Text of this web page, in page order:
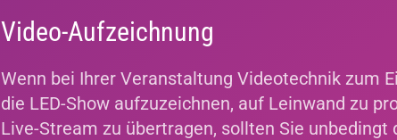
Video-Aufzeichnung
Wenn bei Ihrer Veranstaltung Videotechnik zum
die LED-Show aufzuzeichnen, auf Leinwand zu
Live-Stream zu übertragen, sollten Sie unbedingt